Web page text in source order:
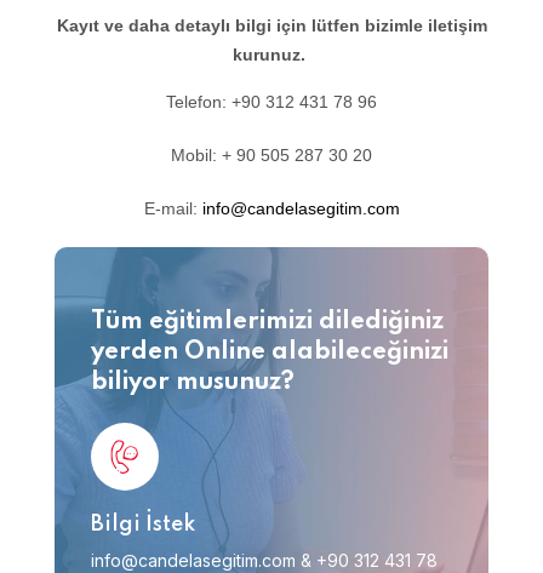
Kayıt ve daha detaylı bilgi için lütfen bizimle iletişim
kurunuz.
Telefon: +90 312 431 78 96
Mobil: + 90 505 287 30 20
E-mail: info@candelasegitim.com
Tüm eğitimlerimizi dilediğiniz
yerden Online alabileceğinizi
biliyor musunuz?
Bilgi İstek
info@candelasegitim.com & +90 312 431 78